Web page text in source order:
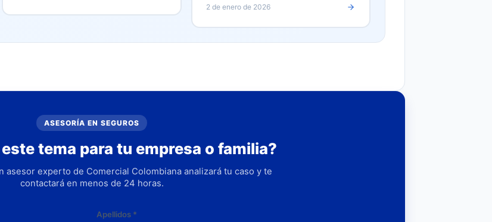
2 de enero de 2026
ASESORÍA EN SEGUROS
tema para tu empresa o familia?
asesor experto de Comercial Colombiana analizará tu caso y te
contactará en menos de 24 horas.
Apellidos *